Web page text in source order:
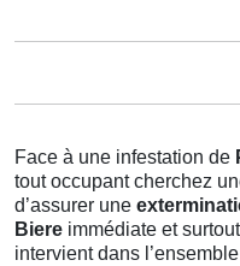
Face à une infestation de
tout occupant cherchez
d’assurer une
Biere immédiate et
intervient dans